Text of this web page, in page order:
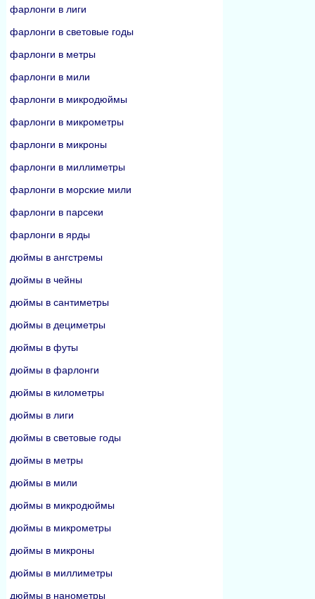
фарлонги в лиги
фарлонги в световые годы
фарлонги в метры
фарлонги в мили
фарлонги в микродюймы
фарлонги в микрометры
фарлонги в микроны
фарлонги в миллиметры
фарлонги в морские мили
фарлонги в парсеки
фарлонги в ярды
дюймы в ангстремы
дюймы в чейны
дюймы в сантиметры
дюймы в дециметры
дюймы в футы
дюймы в фарлонги
дюймы в километры
дюймы в лиги
дюймы в световые годы
дюймы в метры
дюймы в мили
дюймы в микродюймы
дюймы в микрометры
дюймы в микроны
дюймы в миллиметры
дюймы в нанометры